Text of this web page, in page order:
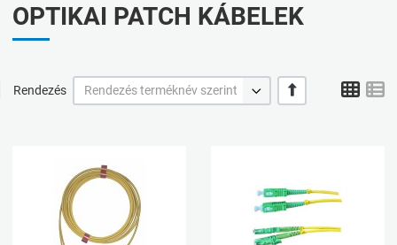
OPTIKAI PATCH KÁBELEK
Rendezés Rendezés terméknév szerint +/- Grid
Összehasonlításhoz adom